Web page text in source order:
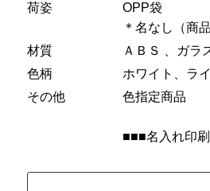
荷姿
OPP袋
＊名なし（商
材質
ＡＢＳ 、ガラ
色柄
ホワイト、ラ
その他
色指定商品
■■■名入れ印